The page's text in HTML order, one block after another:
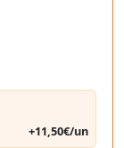
+11,50€/un